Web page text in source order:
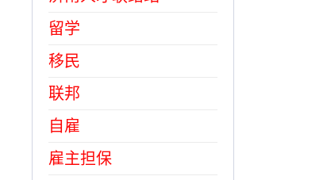
留学
移民
联邦
自雇
雇主担保